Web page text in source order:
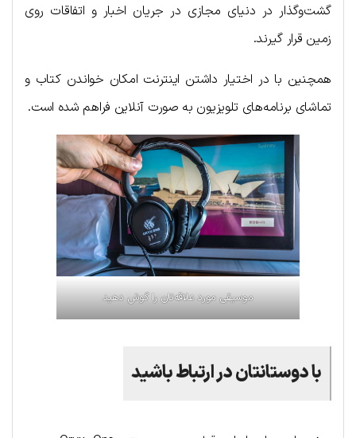
گشت‌وگذار در دنیای مجازی در جریان اخبار و اتفاقات روی
زمین قرار گیرند.
همچنین با در اختیار داشتن اینترنت امکان خواندن کتاب و
تماشای برنامه‌های تلویزیون به صورت آنلاین فراهم شده است.
موسیقی مورد علاقه‌تان را گوش دهید
با دوستانتان در ارتباط باشید